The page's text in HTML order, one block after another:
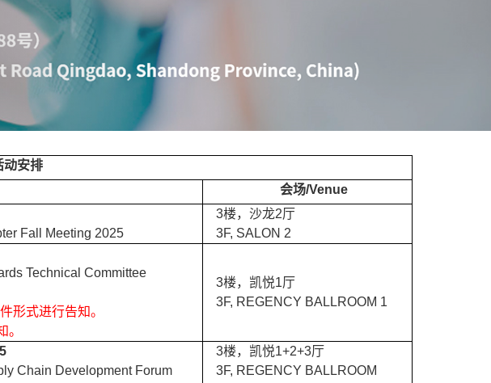
动安排
会场/Venue
Fall Meeting 2025
3楼，沙龙2厅
3F, SALON 2
Technical Committee
形式进行告知。
3楼，凯悦1厅
3F, REGENCY BALLROOM 1
Chain Development Forum
3楼，凯悦1+2+3厅
3F, REGENCY BALLROOM